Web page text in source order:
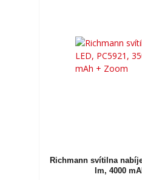
Richmann svítilna
lm, 4000